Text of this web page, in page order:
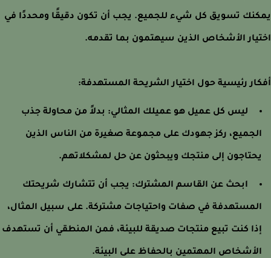
تسويق كل شيء للجميع. يجب أن تكون دقيقًا ومحددًا في
الأشخاص الذين سيهتمون بما تقدمه.
رئيسية حول اختيار الشريحة المستهدفة:
ليس كل عميل هو عميلك المثالي:بدلاً من محاولة جذب
ركز جهودك على مجموعة صغيرة من الناس الذين
إلى منتجك ويبحثون عن حل لمشكلاتهم.
ابحث عن القاسم المشترك:يجب أن تتشارك شريحتك
في صفات واحتياجات مشتركة. على سبيل المثال،
كنت تبيع منتجات صديقة للبيئة، فمن المنطقي أن تستهدف
المهتمين بالحفاظ على البيئة.